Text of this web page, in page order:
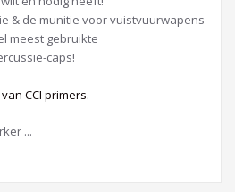
& de munitie voor vuistvuurwapens
meest gebruikte
caps!
CCI primers.
...